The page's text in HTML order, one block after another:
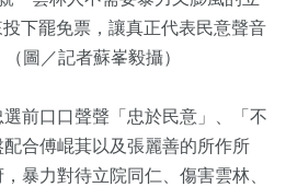
下罷免票，讓真正代表民意聲音
圖／記者蘇峯毅攝）
前口口聲聲「忠於民意」、「不
合傅崐萁以及張麗善的所作所
暴力對待立院同仁、傷害雲林、